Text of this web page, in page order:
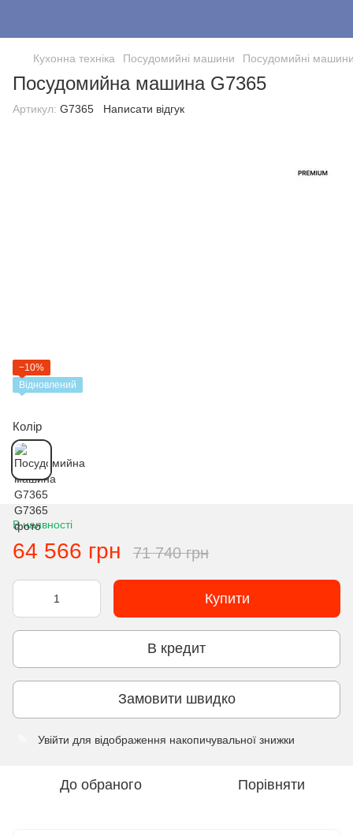
Кухонна техніка Посудомийні машини Посудомийні
Посудомийна машина G7365
Артикул: G7365 Написати відгук
−10%
Відновлений
Колір
В наявності
64 566 грн 71 740 грн
Купити
В кредит
Замовити швидко
Увійти для відображення накопичувальної знижки
До обраного Порівняти